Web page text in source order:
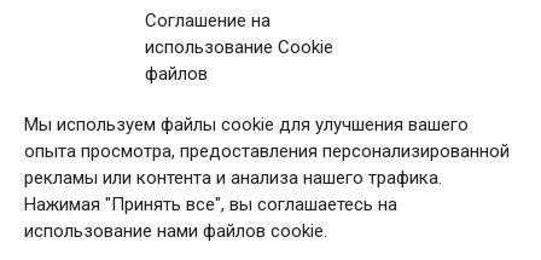
Соглашение на
использование Cookie
файлов
Мы используем файлы cookie для улучшения вашего
опыта просмотра, предоставления персонализированной
рекламы или контента и анализа нашего трафика.
Нажимая "Принять все", вы соглашаетесь на
использование нами файлов cookie.
Первое свидание с мужчиной закончилось
после 11 звонков матери: дома я приняла
непростое решение